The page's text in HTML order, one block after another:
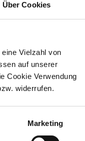
Über Cookies
Vielzahl von
auf unserer
Cookie Verwendung
widerrufen.
Marketing